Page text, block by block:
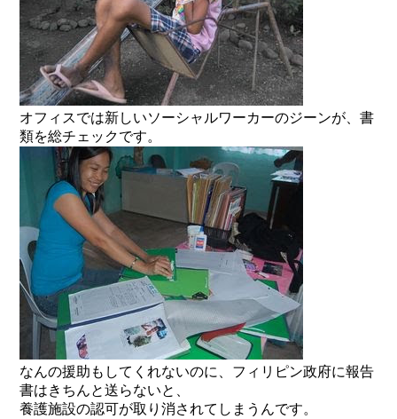
オフィスでは新しいソーシャルワーカーのジーンが、書
類を総チェックです。
なんの援助もしてくれないのに、フィリピン政府に報告
書はきちんと送らないと、
養護施設の認可が取り消されてしまうんです。